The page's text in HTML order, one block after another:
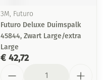
3M, Futuro
Futuro Deluxe Duimspalk
45844, Zwart Large/extra
Large
€ 42,72